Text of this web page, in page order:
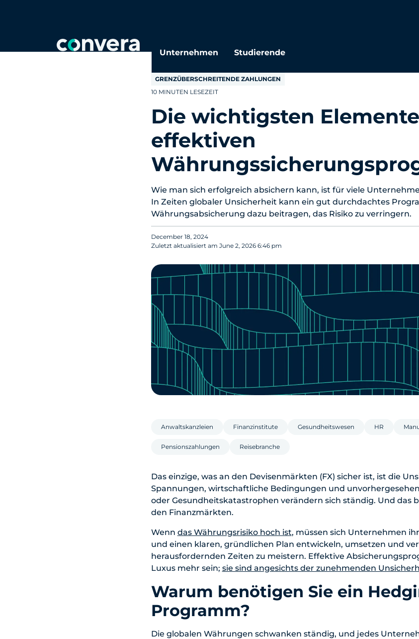
Unternehmen Studierende
GRENZÜBERSCHREITENDE ZAHLUNGEN
10 MINUTEN LESEZEIT
Die wichtigsten
effektiven
Wie man sich erfolgreich absichern kann, ist für viele
In Zeiten globaler Unsicherheit kann ein gut durchdachtes
Währungsabsicherung dazu beitragen, das Risiko zu verringern.
December 18, 2024
Zuletzt aktualisiert am June 2, 2026 6:46 pm
Anwaltskanzleien Finanzinstitute Gesundheitswesen HR
Pensionszahlungen Reisebranche
Das einzige, was an den Devisenmärkten (FX) sicher ist, ist die
Spannungen, wirtschaftliche Bedingungen und
oder Gesundheitskatastrophen verändern sich ständig. Und das
den Finanzmärkten.
Wenn das Währungsrisiko hoch ist, müssen sich Unternehmen
und einen klaren, gründlichen Plan entwickeln, umsetzen und
herausfordernden Zeiten zu meistern. Effektive
Luxus mehr sein; sie sind angesichts der zunehmenden
Warum benötigen Sie ein
Programm?
Die globalen Währungen schwanken ständig, und jedes